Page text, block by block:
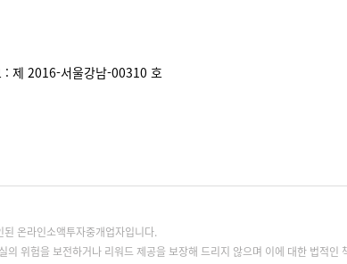
: 제 2016-서울강남-00310 호
온라인소액투자중개업자입니다.
위험을 보전하거나 리워드 제공을 보장해 드리지 않으며 이에 대한 법적인